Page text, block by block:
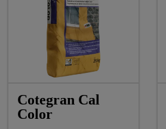
Cotegran Cal
Color